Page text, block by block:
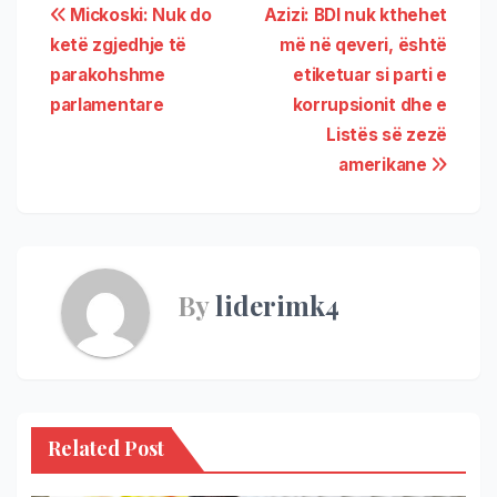
Azizi: BDI nuk kthehet
më në qeveri, është
etiketuar si parti e
korrupsionit dhe e
Listës së zezë
amerikane
Mickoski: Nuk do
ketë zgjedhje të
parakohshme
parlamentare
Byliderimk4
Related Post